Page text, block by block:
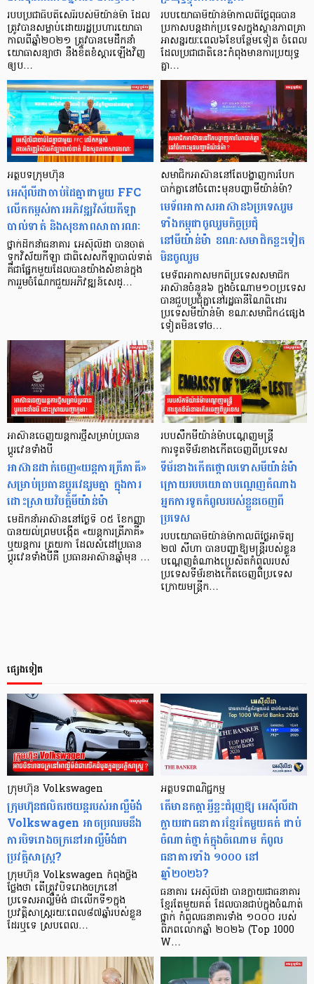
របបប្រជាធិបតីសេរីរបស់មីយ៉ាន់ម៉ា ដែល
ត្រូវបានសម្លាប់ដោយរដ្ឋប្រហារយោធា
កាលពីឆ្នាំ២០២១ ត្រូវបានមេដឹកនាំ
យោធាសន្យាថា នឹងខិតខំស្តារឡើងវិញ
ឲ្យប…
របបយោធាមីយ៉ាន់ម៉ាកាលពីថ្ងៃពុធបាន
ប្រកាសបន្តដាក់ប្រទេសក្នុងស្ថានភាពគ្រា
អាសន្នរយៈពេល៦ខែបន្ថែមទៀត ចំពេល
ដែលប្រជាជាតិនេះកំពុងមានការប្រយុទ្ធ
គ្នា…
អត្ថបទក្រុមហ៊ុន
អេស៊ីលីដាចាប់ដៃគ្នាជាមួយ FFC
លើកកម្ពស់ការអភិវឌ្ឍវិស័យកីឡា
បាល់ទាត់ និងសុខភាពសាធារណៈ
ថ្នាក់ដឹកនាំធនាគារ អេស៊ីលីដា បានចាត់
ទុកវិស័យកីឡា ជាពិសេសកីឡាបាល់ទាត់
គឺជាផ្នែកមួយដែលបានយ៉ាងសំខាន់ក្នុង
ការរួមចំណែកជួយអភិវឌ្ឍន៍សេដ្…
សមាជិកអាស៊ាននៅតែបង្ហាញការបែក
បាក់គ្នានៅចំពោះមុនបញ្ហាមីយ៉ាន់ម៉ា?
មេទ័ពអាកាសអាស៊ាន៦ប្រទេសរួម
ទាំងកម្ពុជាចូលរួមកិច្ចប្រជុំ
នៅមីយ៉ាន់ម៉ា ខណៈសមាជិកខ្លះទៀត
មិនចូលរួម
មេទ័ពអាកាសមកពីប្រទេសសមាជិក
អាស៊ានចំនួន៦ ក្នុងចំណោម១០ប្រទេស
បានជួបប្រជុំគ្នានៅរដ្ឋធានីណៃពិដោរ
ប្រទេសមីយ៉ាន់ម៉ា ខណៈសមាជិក៤ផ្សេង
ទៀតមិនទៅច…
អាស៊ានចេញយន្តការថ្មីសម្រាប់ប្រធាន
ប្តូរវេនទាំងបី
អាស៊ានដាក់ចេញ«យន្តការត្រីភាគី»
សម្រាប់ប្រធានប្តូរវេនរួមគ្នា ក្នុងការ
ដោះស្រាយវិបត្តិមីយ៉ាន់ម៉ា
មេដឹកនាំអាស៊ាននៅថ្ងៃទី ០៥ ខែកញ្ញា
បានយល់ព្រមបង្កើត «យន្តការត្រីភាគី»
ឬយន្ដការ ត្រយកា ដែលសំដៅប្រធាន
ប្តូរវេនទាំងបីគឺ ប្រធានអាស៊ានឆ្នាំមុន …
របបសឹកមីយ៉ាន់ម៉ាបណ្តេញមន្ត្រី
ការទូតទីម័រខាងកើតចេញពីប្រទេស
ទីម័រខាងកើតថ្កោលទោសមីយ៉ាន់ម៉ា
ក្រោយរបបយោធាបណ្តេញតំណាង
អ្នកការទូតកំពូលរបស់ខ្លួនចេញពី
ប្រទេស
របបយោធាមីយ៉ាន់ម៉ាកាលពីថ្ងៃអាទិត្យ
២៧ សីហា បានបញ្ជាឱ្យមន្ត្រីរបស់ខ្លួន
បណ្តេញតំណាងប្រេសិតកំពូលរបស់
ប្រទេសទីម័រខាងកើតចេញពីប្រទេស
ក្រោយមន្ត្រីក…
ផ្សេងទៀត
ក្រុមហ៊ុន Volkswagen
ក្រុមហ៊ុនផលិតរថយន្តរបស់អាល្លឺម៉ង់
Volkswagen អាចប្រឈមនឹង
ការបិទរោងចក្រនៅអាល្លឺម៉ង់ជា
ប្រវត្តិសាស្ត្រ?
ក្រុមហ៊ុន Volkswagen កំពុងថ្លឹង
ថ្លែងថា តើត្រូវបិទរោងចក្រនៅ
ប្រទេសអាល្លឺម៉ង់ ជាលើកទី១ក្នុង
ប្រវត្តិសាស្ត្ររយៈពេល៨៧ឆ្នាំរបស់ខ្លួន
ដែរឬទេ ស្របពេល…
អត្ថបទពាណិជ្ជកម្ម
តើមានកត្តាអ្វីខ្លះជំរុញឱ្យ អេស៊ីលីដា
ក្លាយជាធនាគារខ្មែរតែមួយគត់ ជាប់
ចំណាត់ថ្នាក់ក្នុងចំណោម កំពូល
ធនាគារទាំង ១០០០ នៅ
ឆ្នាំ២០២៦?
ធនាគារ អេស៊ីលីដា បានក្លាយជាធនាគារ
ខ្មែរតែមួយគត់ ដែលបានជាប់ក្នុងចំណាត់
ថ្នាក់ កំពូលធនាគារទាំង ១០០០ របស់
ពិភពលោកឆ្នាំ ២០២៦ (Top 1000
W…